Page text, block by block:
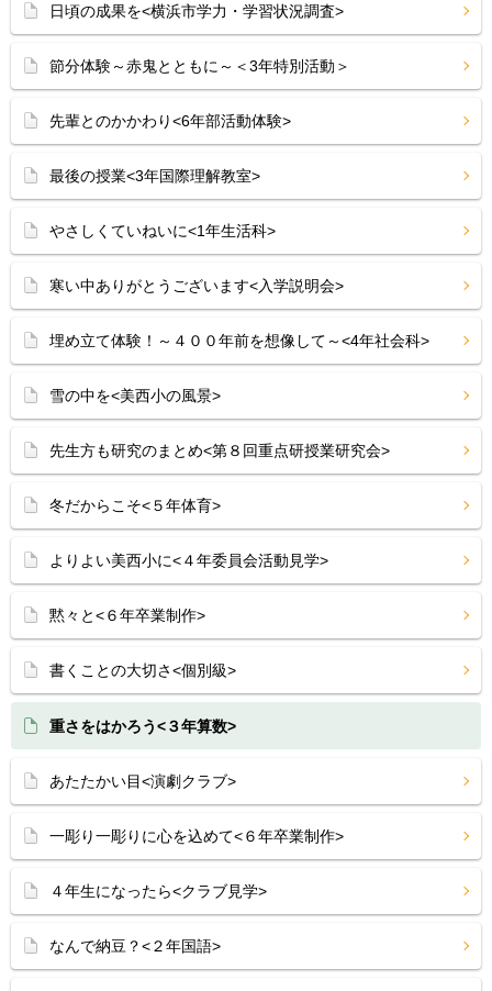
日頃の成果を<横浜市学力・学習状況調査>
節分体験～赤鬼とともに～＜3年特別活動＞
先輩とのかかわり<6年部活動体験>
最後の授業<3年国際理解教室>
やさしくていねいに<1年生活科>
寒い中ありがとうございます<入学説明会>
埋め立て体験！～４００年前を想像して～<4年社会科>
雪の中を<美西小の風景>
先生方も研究のまとめ<第８回重点研授業研究会>
冬だからこそ<５年体育>
よりよい美西小に<４年委員会活動見学>
黙々と<６年卒業制作>
書くことの大切さ<個別級>
重さをはかろう<３年算数>
あたたかい目<演劇クラブ>
一彫り一彫りに心を込めて<６年卒業制作>
４年生になったら<クラブ見学>
なんで納豆？<２年国語>